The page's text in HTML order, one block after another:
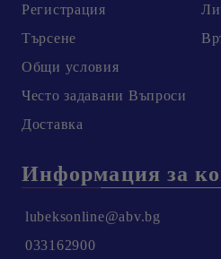
Регистрация
Търсене
Общи условия
Честo задавани Въпроси
Доставка
Информация за
lubeksonline@abv.bg
033162900